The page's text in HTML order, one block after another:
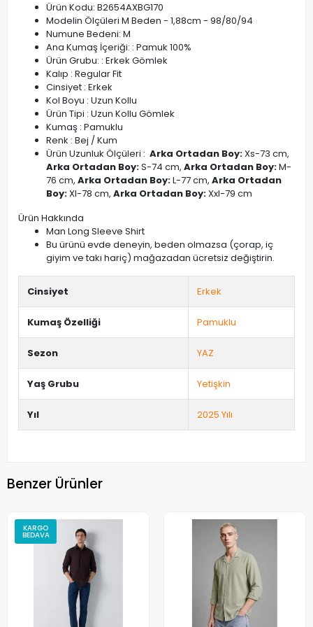
Ürün Kodu: B2654AXBG170
Modelin Ölçüleri M Beden - 1,88cm - 98/80/94
Numune Bedeni: M
Ana Kumaş İçeriği: : Pamuk 100%
Ürün Grubu: : Erkek Gömlek
Kalıp : Regular Fit
Cinsiyet : Erkek
Kol Boyu : Uzun Kollu
Ürün Tipi : Uzun Kollu Gömlek
Kumaş : Pamuklu
Renk : Bej / Kum
Ürün Uzunluk Ölçüleri : Arka Ortadan Boy:Xs-73 cm,
Arka Ortadan Boy:S-74 cm, Arka Ortadan Boy:M-
76 cm, Arka Ortadan Boy:L-77 cm, Arka Ortadan
Boy:Xl-78 cm, Arka Ortadan Boy:Xxl-79 cm
Ürün Hakkında
Man Long Sleeve Shirt
Bu ürünü evde deneyin, beden olmazsa (çorap, iç
giyim ve takı hariç) mağazadan ücretsiz değiştirin.
Cinsiyet Erkek
Kumaş Özelliği Pamuklu
Sezon YAZ
Yaş Grubu Yetişkin
Yıl 2025 Yılı
Benzer Ürünler
KARGO
BEDAVA